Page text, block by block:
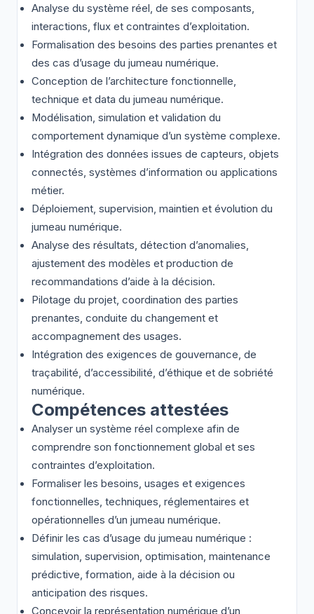
Analyse du système réel, de ses composants,
interactions, flux et contraintes d’exploitation.
Formalisation des besoins des parties prenantes et
des cas d’usage du jumeau numérique.
Conception de l’architecture fonctionnelle,
technique et data du jumeau numérique.
Modélisation, simulation et validation du
comportement dynamique d’un système complexe.
Intégration des données issues de capteurs, objets
connectés, systèmes d’information ou applications
métier.
Déploiement, supervision, maintien et évolution du
jumeau numérique.
Analyse des résultats, détection d’anomalies,
ajustement des modèles et production de
recommandations d’aide à la décision.
Pilotage du projet, coordination des parties
prenantes, conduite du changement et
accompagnement des usages.
Intégration des exigences de gouvernance, de
traçabilité, d’accessibilité, d’éthique et de sobriété
numérique.
Compétences attestées
Analyser un système réel complexe afin de
comprendre son fonctionnement global et ses
contraintes d’exploitation.
Formaliser les besoins, usages et exigences
fonctionnelles, techniques, réglementaires et
opérationnelles d’un jumeau numérique.
Définir les cas d’usage du jumeau numérique :
simulation, supervision, optimisation, maintenance
prédictive, formation, aide à la décision ou
anticipation des risques.
Concevoir la représentation numérique d’un